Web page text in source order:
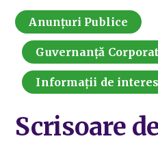
Anunțuri Publice
Guvernanță
Informații de
Scrisoare